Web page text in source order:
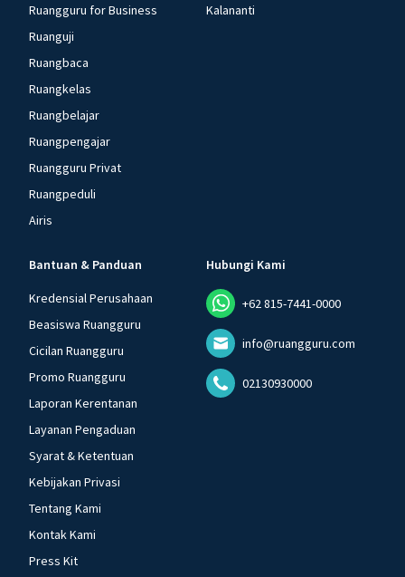
Ruangguru for Business
Ruanguji
Ruangbaca
Ruangkelas
Ruangbelajar
Ruangpengajar
Ruangguru Privat
Ruangpeduli
Airis
Kalananti
Bantuan & Panduan
Kredensial Perusahaan
Beasiswa Ruangguru
Cicilan Ruangguru
Promo Ruangguru
Laporan Kerentanan
Layanan Pengaduan
Syarat & Ketentuan
Kebijakan Privasi
Tentang Kami
Kontak Kami
Press Kit
Hubungi Kami
+62 815-7441-0000
info@ruangguru.com
02130930000